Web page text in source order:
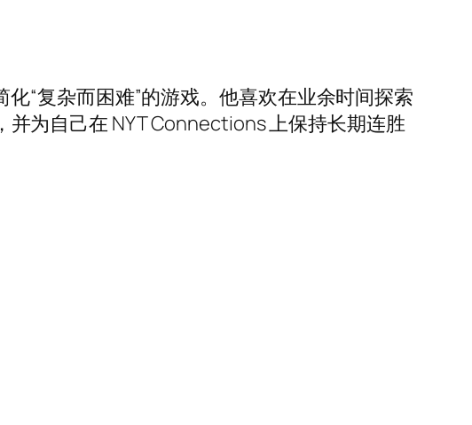
“复杂而困难”的游戏。他喜欢在业余时间探索
为自己在 NYT Connections 上保持长期连胜